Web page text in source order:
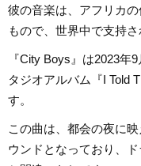
彼の音楽は、アフリカ
もので、世界中で支持さ
『City Boys』は2023年
タジオアルバム『I Told
す。
この曲は、都会の夜に
ウンドとなっており、